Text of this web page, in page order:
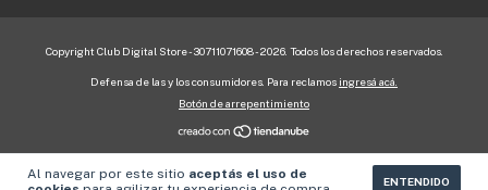
Al navegar por este sitio aceptás el uso de
ENTENDIDO
Copyright Club Digital Store - 30711071608 - 2026. Todos los derechos reservados.
Defensa de las y los consumidores. Para reclamos ingresá acá.
Botón de arrepentimiento